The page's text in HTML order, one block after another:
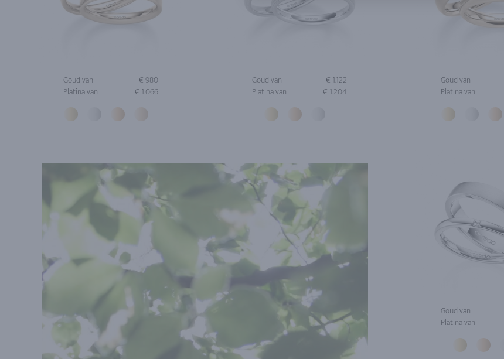
Goud van
€ 980
Platina van
€ 1.066
Goud van
€ 1.122
Platina van
€ 1.204
Goud van
Platina van
Goud van
Platina van